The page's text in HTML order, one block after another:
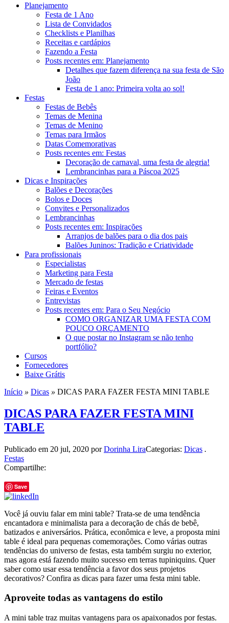
Planejamento
Festa de 1 Ano
Lista de Convidados
Checklists e Planilhas
Receitas e cardápios
Fazendo a Festa
Posts recentes em: Planejamento
Detalhes que fazem diferença na sua festa de São
João
Festa de 1 ano: Primeira volta ao sol!
Festas
Festas de Bebês
Temas de Menina
Temas de Menino
Temas para Irmãos
Datas Comemorativas
Posts recentes em: Festas
Decoração de carnaval, uma festa de alegria!
Lembrancinhas para a Páscoa 2025
Dicas e Inspirações
Balões e Decorações
Bolos e Doces
Convites e Personalizados
Lembrancinhas
Posts recentes em: Inspirações
Arranjos de balões para o dia dos pais
Balões Juninos: Tradição e Criatividade
Para profissionais
Especialistas
Marketing para Festa
Mercado de festas
Feiras e Eventos
Entrevistas
Posts recentes em: Para o Seu Negócio
COMO ORGANIZAR UMA FESTA COM
POUCO ORÇAMENTO
O que postar no Instagram se não tenho
portfólio?
Cursos
Fornecedores
Baixe Grátis
Início » Dicas » DICAS PARA FAZER FESTA MINI TABLE
DICAS PARA FAZER FESTA MINI
TABLE
Publicado em 20 jul, 2020 porDorinha LiraCategorias: Dicas .
Festas
Compartilhe:
Save
Você já ouviu falar em mini table? Trata-se de uma tendência
encantadora e minimalista para a decoração de chás de bebê,
batizados e aniversários. Prática, econômica e leve, a proposta mini
table é ideal para pequenas comemorações. Como várias outras
tendências do universo de festas, esta também surgiu no exterior,
mas agora está fazendo muito sucesso em terras tupiniquins. Quer
saber como usar essa tendência a favor dos seus projetos
decorativos? Confira as dicas para fazer uma festa mini table.
Aproveite todas as vantagens do estilo
A mini table traz muitas vantagens para os apaixonados por festas.